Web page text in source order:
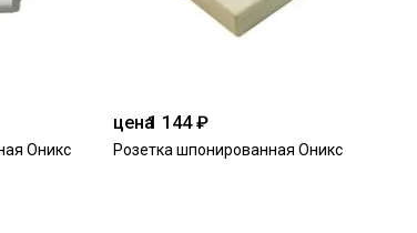
Оникс
цена1 144 ₽
Розетка шпонированная Оникс